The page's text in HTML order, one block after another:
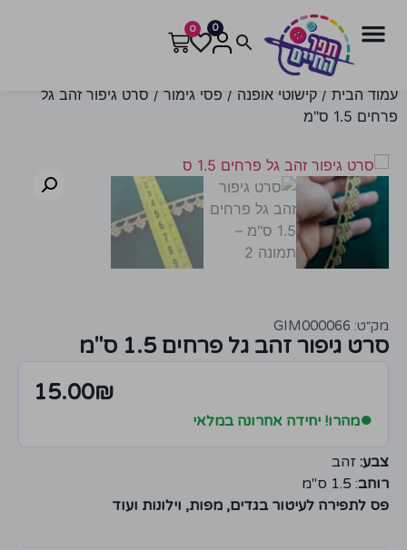
0
0
עמוד הבית / קישוטי אופנה / פסי גימור / סרט גיפור זהב גל
פרחים 1.5 ס"מ
מק״ט: GIM000066
סרט גיפור זהב גל פרחים 1.5 ס"מ
15.00₪
●מהרו! יחידה אחרונה במלאי
צבע: זהב
רוחב: 1.5 ס"מ
פס לתפירה לעיטור בגדים, מפות, וילונות ועוד